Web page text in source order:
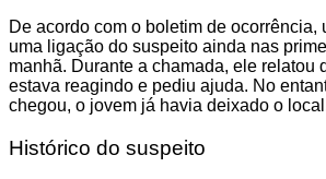
De acordo com o boletim de ocorrência,
uma ligação do suspeito ainda nas
manhã. Durante a chamada, ele relatou
estava reagindo e pediu ajuda. No
chegou, o jovem já havia deixado o
Histórico do suspeito